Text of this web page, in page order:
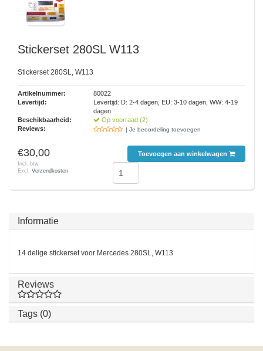
Stickerset 280SL W113
Stickerset 280SL, W113
Artikelnummer:
80022
Levertijd:
Levertijd: D: 2-4 dagen, EU: 3-10 dagen, WW: 4-19
dagen
Beschikbaarheid:
Op voorraad (2)
Reviews:
| Je beoordeling toevoegen
€30,00
Incl. btw
Excl. Verzendkosten
Toevoegen aan winkelwagen
Informatie
14 delige stickerset voor Mercedes 280SL, W113
Reviews
Tags (0)